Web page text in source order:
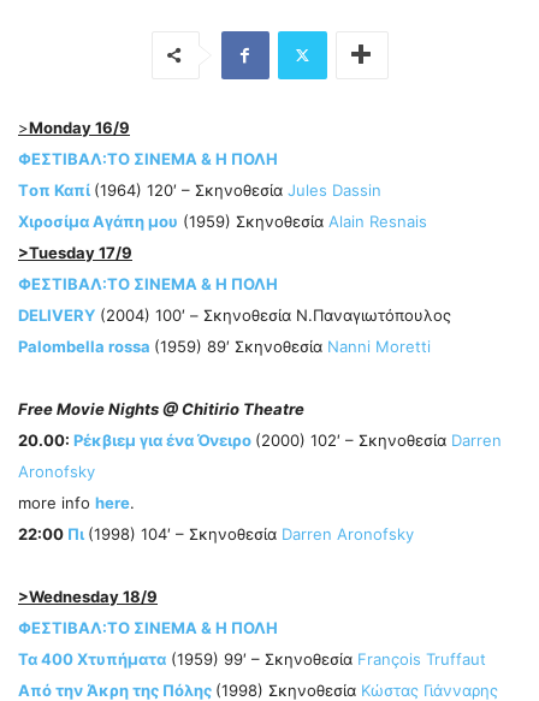
>Monday 16/9
ΦΕΣΤΙΒΑΛ:ΤΟ ΣΙΝΕΜΑ & Η ΠΟΛΗ
Tοπ Καπί (1964) 120′ – Σκηνοθεσία Jules Dassin
Χιροσίμα Αγάπη μου (1959) Σκηνοθεσία Alain Resnais
>Tuesday 17/9
ΦΕΣΤΙΒΑΛ:ΤΟ ΣΙΝΕΜΑ & Η ΠΟΛΗ
DELIVERY (2004) 100′ – Σκηνοθεσία N.Παναγιωτόπουλος
Palombella rossa (1959) 89′ Σκηνοθεσία Nanni Moretti
Free Movie Nights @ Chitirio Theatre
20.00: Ρέκβιεμ για ένα Όνειρο (2000) 102′ – Σκηνοθεσία Darren
Aronofsky
more info here.
22:00 Πι (1998) 104′ – Σκηνοθεσία Darren Aronofsky
>Wednesday 18/9
ΦΕΣΤΙΒΑΛ:ΤΟ ΣΙΝΕΜΑ & Η ΠΟΛΗ
Τα 400 Χτυπήματα (1959) 99′ – Σκηνοθεσία François Truffaut
Από την Άκρη της Πόλης (1998) Σκηνοθεσία Κώστας Γιάνναρης